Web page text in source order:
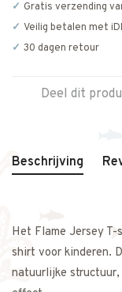
Gratis verzending
Veilig betalen met
30 dagen retour
Deel dit
Beschrijving
Het Flame Jersey
shirt voor kinderen.
natuurlijke